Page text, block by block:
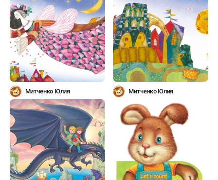
Митченко Юлия Митченко Юлия